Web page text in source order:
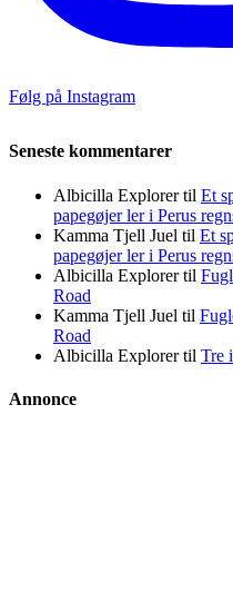
Følg på Instagram
Seneste kommentarer
Albicilla Explorertil Et
papegøjer ler i Perus
Kamma Tjell Juel til Et
papegøjer ler i Perus
Albicilla Explorertil
Road
Kamma Tjell Juel til
Road
Albicilla Explorertil Tre
Annonce